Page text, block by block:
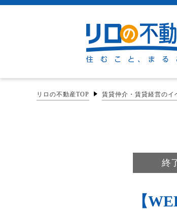
リロの不動産TOP 賃貸仲介・賃貸経営のイ
終
【